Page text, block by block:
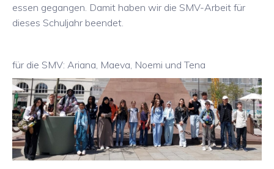
essen gegangen. Damit haben wir die SMV-Arbeit für
dieses Schuljahr beendet.
für die SMV: Ariana, Maeva, Noemi und Tena